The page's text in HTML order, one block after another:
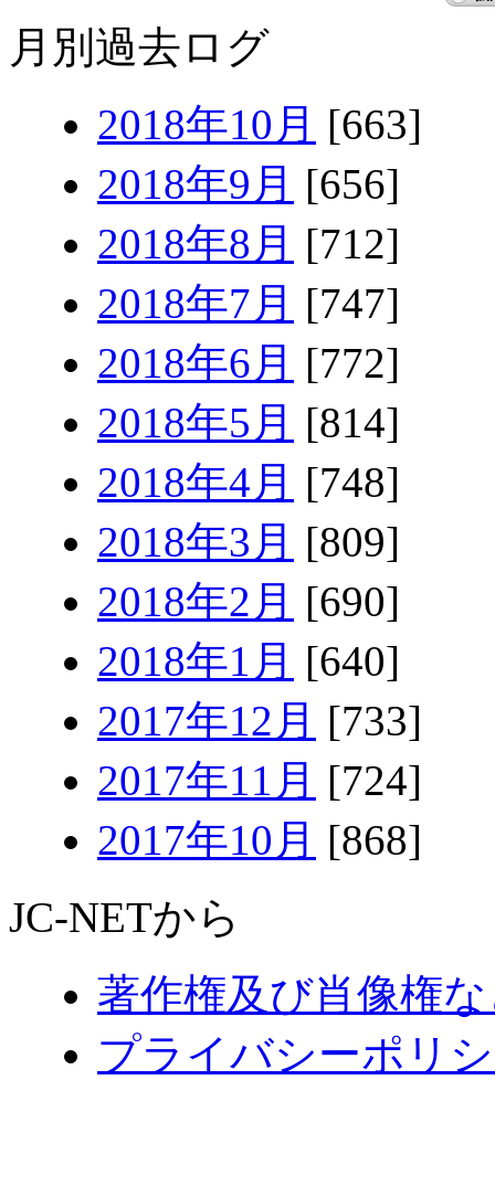
月別過去ログ
2018年10月 [663]
2018年9月 [656]
2018年8月 [712]
2018年7月 [747]
2018年6月 [772]
2018年5月 [814]
2018年4月 [748]
2018年3月 [809]
2018年2月 [690]
2018年1月 [640]
2017年12月 [733]
2017年11月 [724]
2017年10月 [868]
JC-NETから
著作権及び肖像権
プライバシーポリ